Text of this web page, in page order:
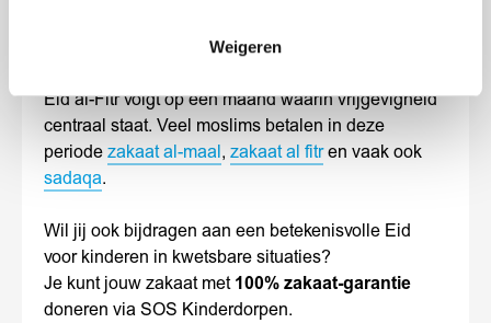
Weigeren
Waarom geven moslims zakaat met
Eid al-Fitr volgt op een maand waarin vrijgevigheid
centraal staat. Veel moslims betalen in deze
periode zakaat al-maal, zakaat al fitren vaak ook
sadaqa.
Wil jij ook bijdragen aan een betekenisvolle Eid
voor kinderen in kwetsbare situaties?
Je kunt jouw zakaat met 100% zakaat-garantie
doneren via SOS Kinderdorpen.